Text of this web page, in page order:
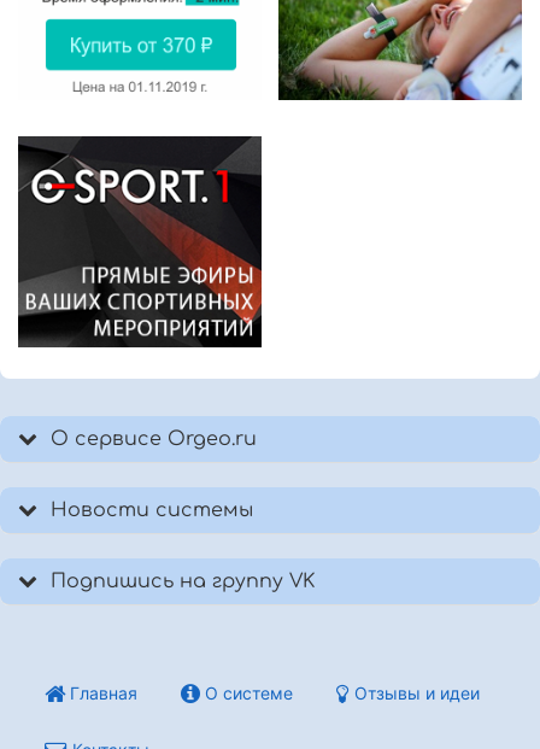
О сервисе Orgeo.ru
Новости системы
Подпишись на группу VK
Главная О системе Отзывы и идеи